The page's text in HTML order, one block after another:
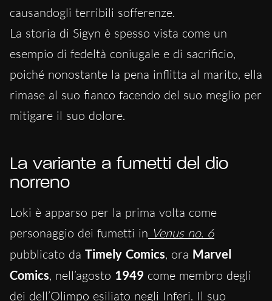
causandogli terribili sofferenze.
La storia di Sigyn è spesso vista come un
esempio di fedeltà coniugale e di sacrificio,
poiché nonostante la pena inflitta al marito, ella
rimase al suo fianco facendo del suo meglio per
mitigare il suo dolore.
La variante a fumetti del dio
norreno
Loki è apparso per la prima volta come
personaggio dei fumetti in Venus no. 6
pubblicato da Timely Comics, ora Marvel
Comics, nell’agosto 1949 come membro degli
dei dell’Olimpo esiliato negli Inferi. Il suo